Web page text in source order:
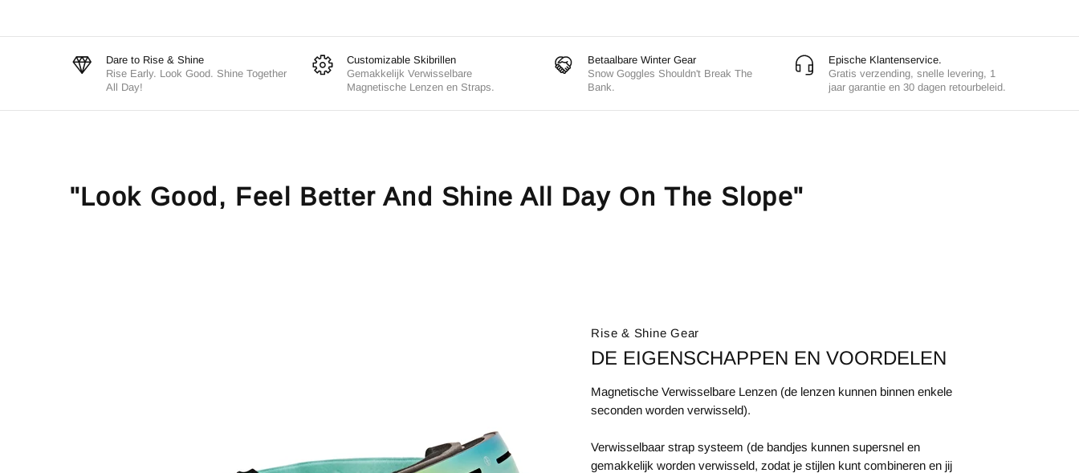
Dare to Rise & Shine
Rise Early. Look Good. Shine Together
All Day!
Customizable Skibrillen
Gemakkelijk Verwisselbare
Magnetische Lenzen en Straps.
Betaalbare Winter Gear
Snow Goggles Shouldn't Break The
Bank.
Epische Klantenservice.
Gratis verzending, snelle levering, 1
jaar garantie en 30 dagen retourbeleid.
"Look Good, Feel Better And Shine All Day On The Slope"
Rise & Shine Gear
DE EIGENSCHAPPEN EN VOORDELEN
Magnetische Verwisselbare Lenzen (de lenzen kunnen binnen enkele
seconden worden verwisseld).
Verwisselbaar strap systeem (de bandjes kunnen supersnel en
gemakkelijk worden verwisseld, zodat je stijlen kunt combineren en jij